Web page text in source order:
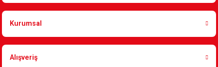
599,90 TL
Kurumsal
Alışveriş